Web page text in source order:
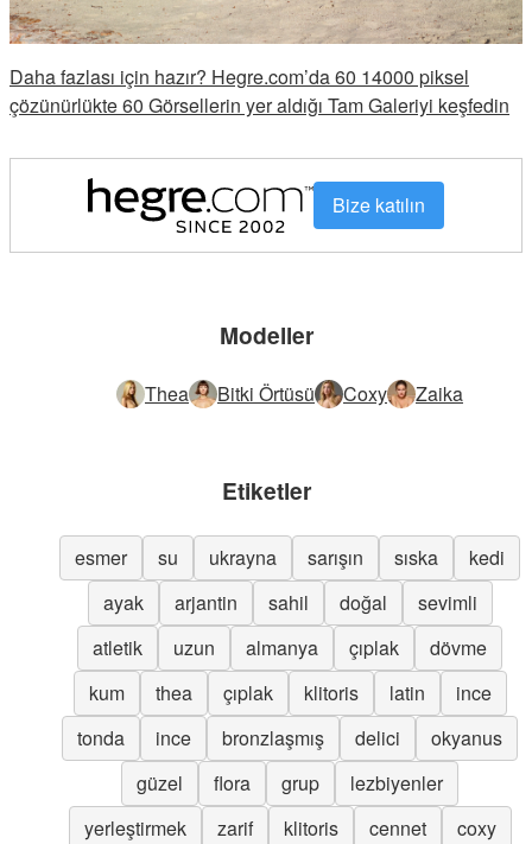
Daha fazlası için hazır? Hegre.com’da 60 14000 piksel
çözünürlükte 60 Görsellerin yer aldığı Tam Galeriyi keşfedin
Bize katılın
Modeller
Thea Bitki Örtüsü Coxy Zaika
Etiketler
esmer su ukrayna sarışın sıska
kedi
ayak
arjantin sahil doğal
sevimli
atletik
uzun almanya çıplak
dövme
kum
thea çıplak klitoris latin
ince
tonda
ince bronzlaşmış delici
okyanus
güzel
flora grup
lezbiyenler
yerleştirmek
zarif klitoris cennet
coxy